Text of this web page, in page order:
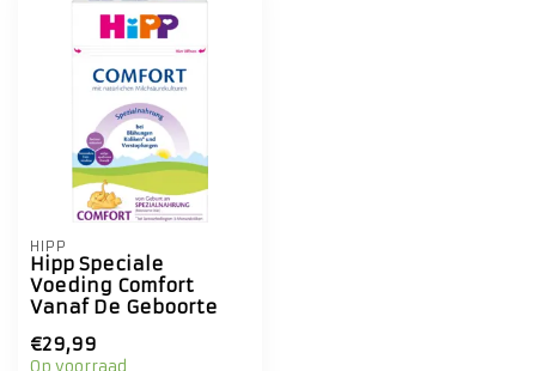
HIPP
Hipp Speciale
Voeding Comfort
Vanaf De Geboorte
€29,99
Op voorraad